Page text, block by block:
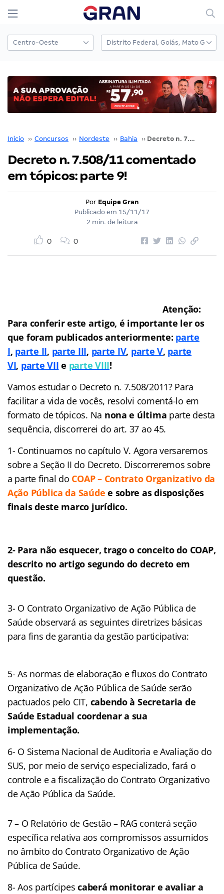
Início ›› Concursos ›› Nordeste ›› Bahia ›› Decreto n. 7.508/11 comentado em tópicos: parte 9!
Decreto n. 7.508/11 comentado
em tópicos: parte 9!
Por Equipe Gran
Publicado em 15/11/17
2 min. de leitura
0 0
Atenção:
Para conferir este artigo, é importante ler os
que foram publicados anteriormente: parte
I, parte II, parte III, parte IV, parte V, parte
VI, parte VII e parte VIII!
Vamos estudar o Decreto n. 7.508/2011? Para
facilitar a vida de vocês, resolvi comentá-lo em
formato de tópicos. Na nona e última parte desta
sequência, discorrerei do art. 37 ao 45.
1- Continuamos no capítulo V. Agora versaremos
sobre a Seção II do Decreto. Discorreremos sobre
a parte final do COAP – Contrato Organizativo da
Ação Pública da Saúdee sobre as disposições
finais deste marco jurídico.
2- Para não esquecer, trago o conceito do COAP,
descrito no artigo segundo do decreto em
questão.
3- O Contrato Organizativo de Ação Pública de
Saúde observará as seguintes diretrizes básicas
para fins de garantia da gestão participativa:
5- As normas de elaboração e fluxos do Contrato
Organizativo de Ação Pública de Saúde serão
pactuados pelo CIT, cabendo à Secretaria de
Saúde Estadual coordenar a sua
implementação.
6- O Sistema Nacional de Auditoria e Avaliação do
SUS, por meio de serviço especializado, fará o
controle e a fiscalização do Contrato Organizativo
de Ação Pública da Saúde.
7 – O Relatório de Gestão – RAG conterá seção
específica relativa aos compromissos assumidos
no âmbito do Contrato Organizativo de Ação
Pública de Saúde.
8- Aos partícipescaberá monitorar e avaliar a